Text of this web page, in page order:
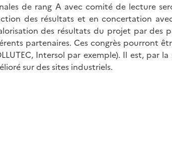
de rang A avec comité de lecture
des résultats et en concertation
des résultats du projet par des
partenaires. Ces congrès pourront
Intersol par exemple). Il est, par la
sur des sites industriels.